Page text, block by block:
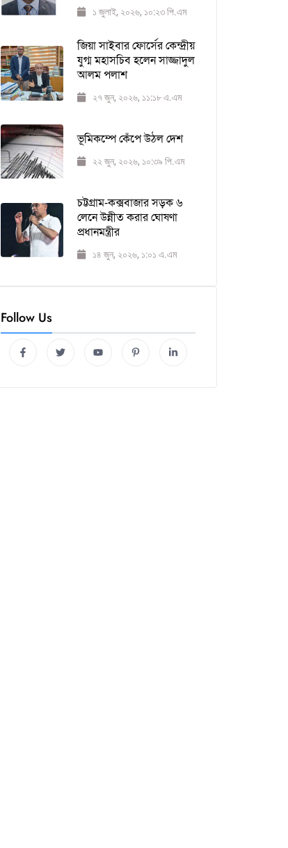
১ জুলাই, ২০২৬, ১০:২৩ পি.এম
জিয়া সাইবার ফোর্সের কেন্দ্রীয়
যুগ্ম মহাসচিব হলেন সাজ্জাদুল
আলম পলাশ
২৭ জুন, ২০২৬, ১১:১৮ এ.এম
ভূমিকম্পে কেঁপে উঠল দেশ
২২ জুন, ২০২৬, ১০:৩৯ পি.এম
চট্টগ্রাম-কক্সবাজার সড়ক ৬
লেনে উন্নীত করার ঘোষণা
প্রধানমন্ত্রীর
১৪ জুন, ২০২৬, ১:০১ এ.এম
Follow Us